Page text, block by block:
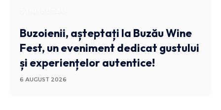
Buzoienii, așteptați la Buzău Wine
Fest, un eveniment dedicat gustului
și experiențelor autentice!
6 AUGUST 2026